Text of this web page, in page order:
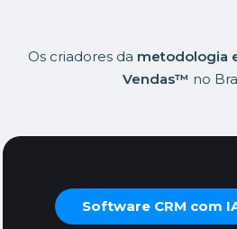
Os criadores da metodologia
Vendas™ no
Software CRM com